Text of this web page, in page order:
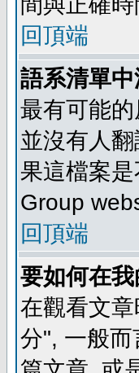
回頂端
語系清單
最有可能
並沒有人
果這檔案
Group
回頂端
要如何在
在觀看文
分", 一般